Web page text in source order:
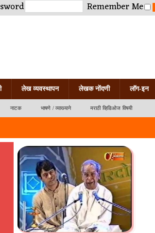
Remember Me
लेख व्यवस्थापन लेखक नोंदणी लॉग-इन
नाटक भाषणे / व्याख्याने मराठी व्हिडिओज विषयी
जाळणार दुःख कोणतं? नोस्टॅल्जिया